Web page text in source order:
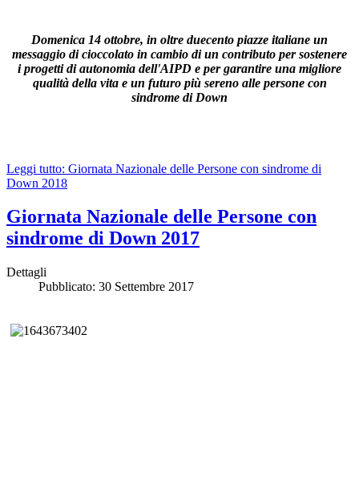
Domenica 14 ottobre, in oltre duecento piazze italiane un
messaggio di cioccolato in cambio di un contributo per sostenere
i progetti di autonomia dell'AIPD e per garantire una migliore
qualità della vita e un futuro più sereno alle persone con
sindrome di Down
Leggi tutto: Giornata Nazionale delle Persone con sindrome di
Down 2018
Giornata Nazionale delle Persone con
sindrome di Down 2017
Dettagli
Pubblicato: 30 Settembre 2017